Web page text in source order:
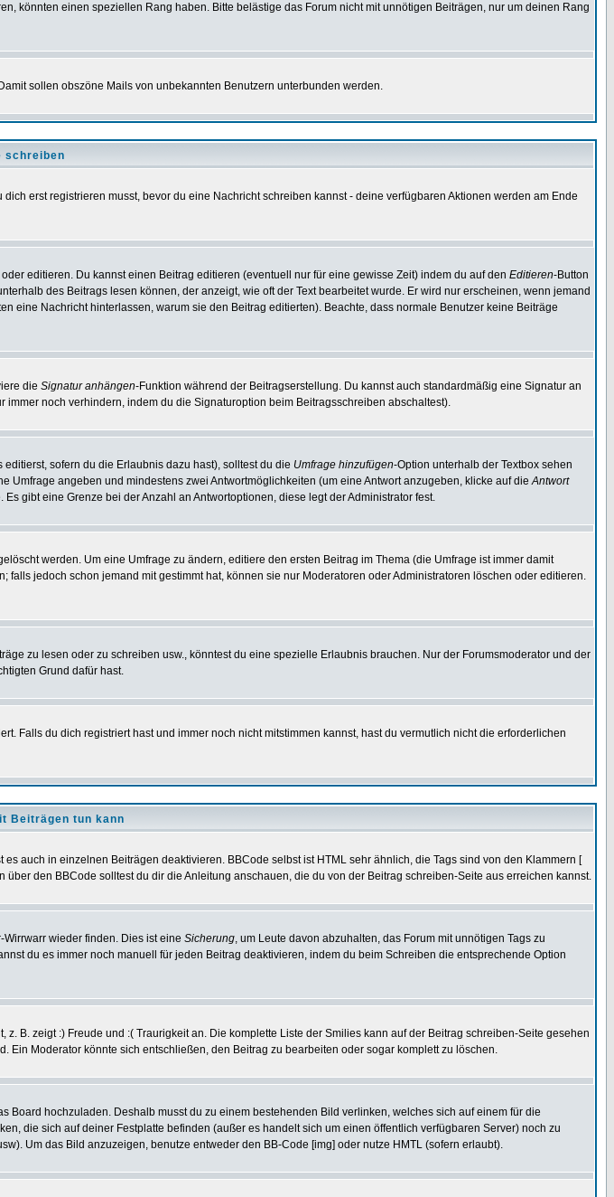
könnten einen speziellen Rang haben. Bitte belästige das Forum nicht mit unnötigen Beiträgen, nur um deinen Rang
sollen obszöne Mails von unbekannten Benutzern unterbunden werden.
schreiben
erst registrieren musst, bevor du eine Nachricht schreiben kannst - deine verfügbaren Aktionen werden am Ende
editieren. Du kannst einen Beitrag editieren (eventuell nur für eine gewisse Zeit) indem du auf den Editieren-Button
des Beitrags lesen können, der anzeigt, wie oft der Text bearbeitet wurde. Er wird nur erscheinen, wenn jemand
eine Nachricht hinterlassen, warum sie den Beitrag editierten). Beachte, dass normale Benutzer keine Beiträge
die Signatur anhängen-Funktion während der Beitragserstellung. Du kannst auch standardmäßig eine Signatur an
noch verhindern, indem du die Signaturoption beim Beitragsschreiben abschaltest).
sofern du die Erlaubnis dazu hast), solltest du die Umfrage hinzufügen-Option unterhalb der Textbox sehen
angeben und mindestens zwei Antwortmöglichkeiten (um eine Antwort anzugeben, klicke auf dieAntwort
gibt eine Grenze bei der Anzahl an Antwortoptionen, diese legt der Administrator fest.
werden. Um eine Umfrage zu ändern, editiere den ersten Beitrag im Thema (die Umfrage ist immer damit
jedoch schon jemand mit gestimmt hat, können sie nur Moderatoren oder Administratoren löschen oder editieren.
zu lesen oder zu schreiben usw., könntest du eine spezielle Erlaubnis brauchen. Nur der Forumsmoderator und der
Grund dafür hast.
Falls du dich registriert hast und immer noch nicht mitstimmen kannst, hast du vermutlich nicht die erforderlichen
Beiträgen tun kann
auch in einzelnen Beiträgen deaktivieren. BBCode selbst ist HTML sehr ähnlich, die Tags sind von den Klammern [
den BBCode solltest du dir die Anleitung anschauen, die du von der Beitrag schreiben-Seite aus erreichen kannst.
wieder finden. Dies ist eine Sicherung, um Leute davon abzuhalten, das Forum mit unnötigen Tags zu
du es immer noch manuell für jeden Beitrag deaktivieren, indem du beim Schreiben die entsprechende Option
B. zeigt :) Freude und :( Traurigkeit an. Die komplette Liste der Smilies kann auf der Beitrag schreiben-Seite gesehen
Moderator könnte sich entschließen, den Beitrag zu bearbeiten oder sogar komplett zu löschen.
hochzuladen. Deshalb musst du zu einem bestehenden Bild verlinken, welches sich auf einem für die
die sich auf deiner Festplatte befinden (außer es handelt sich um einen öffentlich verfügbaren Server) noch zu
Um das Bild anzuzeigen, benutze entweder den BB-Code [img] oder nutze HMTL (sofern erlaubt).